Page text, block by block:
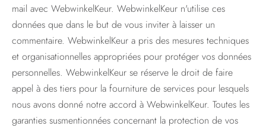
mail avec WebwinkelKeur. WebwinkelKeur n'utilise ces
données que dans le but de vous inviter à laisser un
commentaire. WebwinkelKeur a pris des mesures techniques
et organisationnelles appropriées pour protéger vos données
personnelles. WebwinkelKeur se réserve le droit de faire
appel à des tiers pour la fourniture de services pour lesquels
nous avons donné notre accord à WebwinkelKeur. Toutes les
garanties susmentionnées concernant la protection de vos